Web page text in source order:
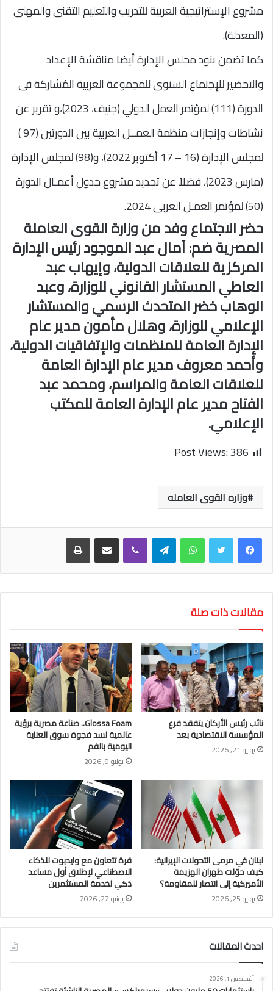
مشروع الإستراتيجية العربية للتدريب والتعليم التقنى والمهنى
(المعدلة).
كما تضمن بنود مجلس الإدارة أيضا مناقشة الإعداد
والتحضير للإجتماع السنوى للمجموعة العربية المُشاركة فى
الدورة (111) لمؤتمر العمل الدولي (جنيف، 2023)،و تقرير عن
نشاطات وإنجازات منظمة العمــل العربية بين الدورتين (97 )
لمجلس الإدارة (16 – 17 أكتوبر 2022)، و(98) لمجلس الإدارة
(مارس 2023)، فضلاً عن تحديد مشروع جدول أعمـال الدورة
(50) لمؤتمر العمـل العربى 2024.
حضر الاجتماع وفد من وزارة القوى العاملة
المصرية ضم: آمال عبد الموجود رئيس الإدارة
المركزية للعلاقات الدولية، وإيهاب عبد
العاطي المستشار القانوني للوزارة، وعبد
الوهاب خضر المتحدث الرسمي والمستشار
الإعلامي للوزارة، وهلال مأمون مدير عام
الإدارة العامة للمنظمات والإتفاقيات الدولية،
وأحمد معروف مدير عام الإدارة العامة
للعلاقات العامة والمراسم، ومحمد عبد
الفتاح مدير عام الإدارة العامة للمكتب
الإعلامي.
Post Views:386
وزاره القوى العامله
واتساب تيلقرام
مقالات ذات صلة
نائب رئيس الأركان يتفقد فرع
المؤسسة الاقتصادية بعد
يوليو 21, 2026
Glossa Foam.. صناعة مصرية برؤية
عالمية لسد فجوة سوق العناية
اليومية بالفم
يوليو 9, 2026
لبنان في مرمى التحولات الإيرانية:
كيف حوّلت طهران الهزيمة
الأميركية إلى انتصار للمقاومة؟
يونيو 25, 2026
قرة تتعاون مع وايدبوت للذكاء
الاصطناعي لإطلاق أول مساعد
ذكي لخدمة المستثمرين
يونيو 22, 2026
احدث المقالات
أغسطس 1, 2026